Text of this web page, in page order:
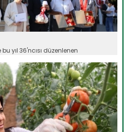
yıl 36'ncısı düzenlenen